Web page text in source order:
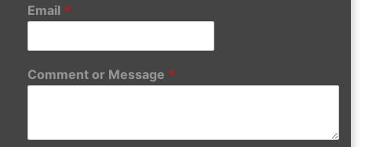
Email *
Comment or Message *